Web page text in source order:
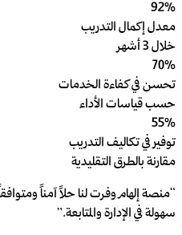
92%
معدل إكمال التدريب
خلال 3 أشهر
70%
تحسن في كفاءة الخدمات
حسب قياسات الأداء
55%
توفير في تكاليف التدريب
مقارنة بالطرق التقليدية
“منصة إلهام وفرت لنا حلاً آمناً
سهولة في الإدارة والمتابعة.”